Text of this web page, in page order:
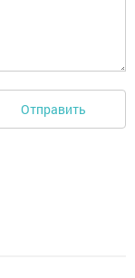
Отправить